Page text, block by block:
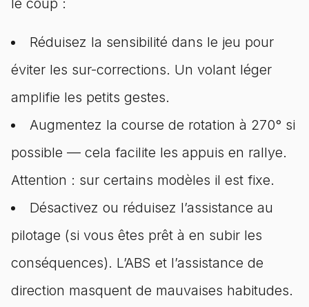
Réduisez la sensibilité dans le jeu pour
éviter les sur-corrections. Un volant léger
amplifie les petits gestes.
Augmentez la course de rotation à 270° si
possible — cela facilite les appuis en rallye.
Attention : sur certains modèles il est fixe.
Désactivez ou réduisez l’assistance au
pilotage (si vous êtes prêt à en subir les
conséquences). L’ABS et l’assistance de
direction masquent de mauvaises habitudes.